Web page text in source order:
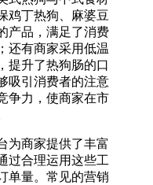
鸡丁热狗、麻婆豆
产品，满足了消费
还有商家采用低温
提升了热狗肠的口
吸引消费者的注意
争力，使商家在市
为商家提供了丰富
过合理运用这些工
单量。常见的营销